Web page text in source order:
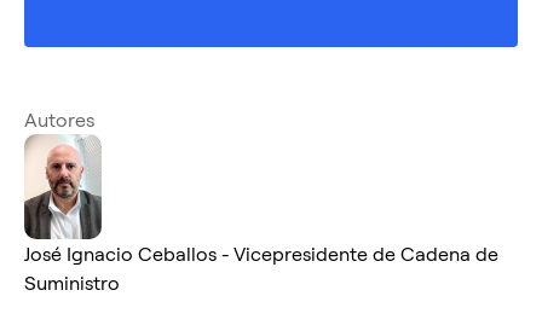
Autores
José Ignacio Ceballos - Vicepresidente de Cadena de
Suministro